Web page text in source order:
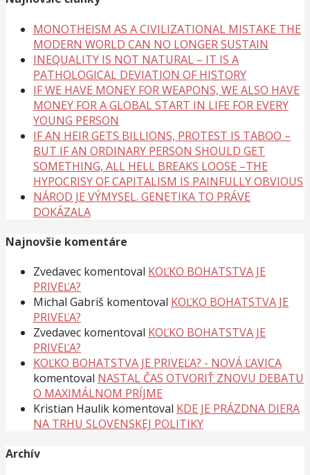
MONOTHEISM AS A CIVILIZATIONAL MISTAKE THE
MODERN WORLD CAN NO LONGER SUSTAIN
INEQUALITY IS NOT NATURAL – IT IS A
PATHOLOGICAL DEVIATION OF HISTORY
IF WE HAVE MONEY FOR WEAPONS, WE ALSO HAVE
MONEY FOR A GLOBAL START IN LIFE FOR EVERY
YOUNG PERSON
IF AN HEIR GETS BILLIONS, PROTEST IS TABOO –
BUT IF AN ORDINARY PERSON SHOULD GET
SOMETHING, ALL HELL BREAKS LOOSE –THE
HYPOCRISY OF CAPITALISM IS PAINFULLY OBVIOUS
NÁROD JE VÝMYSEL. GENETIKA TO PRÁVE
DOKÁZALA
Najnovšie komentáre
Zvedavec komentoval KOĽKO BOHATSTVA JE
PRIVEĽA?
Michal Gabriš komentoval KOĽKO BOHATSTVA JE
PRIVEĽA?
Zvedavec komentoval KOĽKO BOHATSTVA JE
PRIVEĽA?
KOĽKO BOHATSTVA JE PRIVEĽA? - NOVÁ ĽAVICA
komentoval NASTAL ČAS OTVORIŤ ZNOVU DEBATU
O MAXIMÁLNOM PRÍJME
Kristian Haulik komentoval KDE JE PRÁZDNA DIERA
NA TRHU SLOVENSKEJ POLITIKY
Archív